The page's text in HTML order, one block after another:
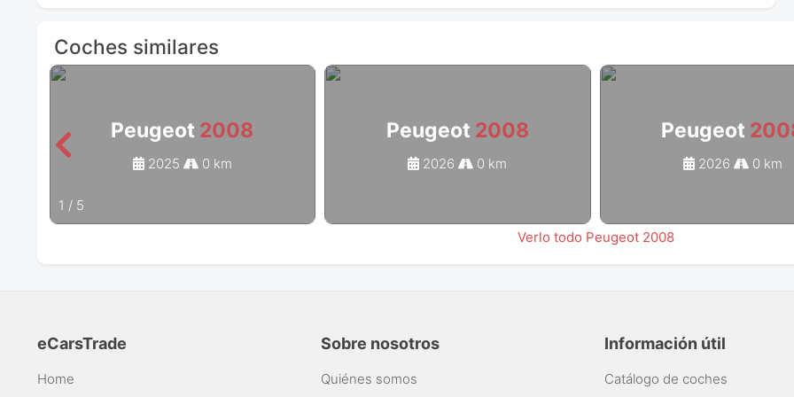
Coches similares
Peugeot 2008
2025 0 km
Peugeot 2008
2026 0 km
Peugeot
2026 0 km
1 / 5
Verlo todo Peugeot 2008
eCarsTrade
Home
Sobre nosotros
Quiénes somos
Información útil
Catálogo de coches